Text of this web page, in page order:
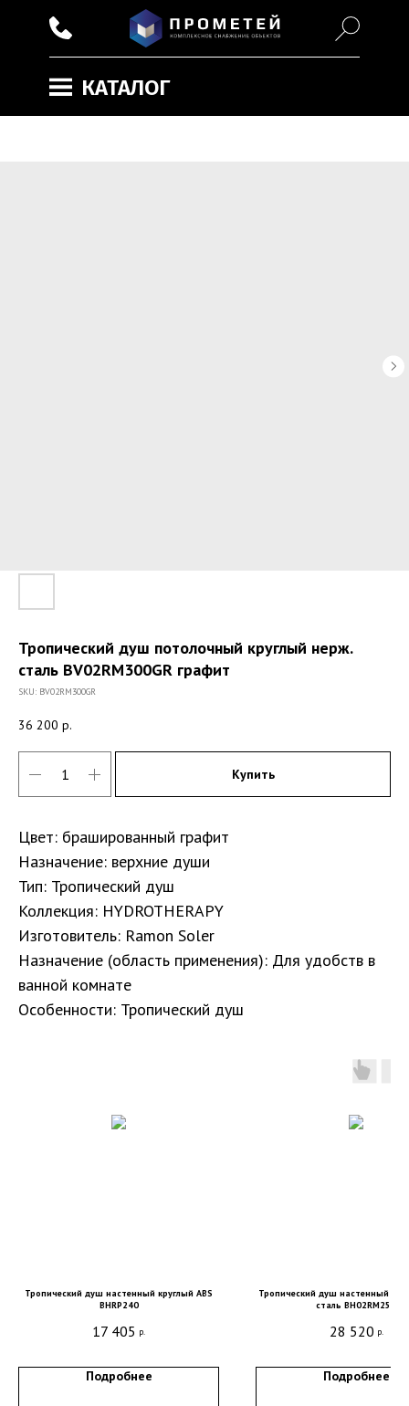
КАТАЛОГ
Тропический душ потолочный круглый нерж.
сталь BV02RM300GR графит
SKU: BV02RM300GR
36 200 р.
Купить
Цвет: брашированный графит
Назначение: верхние души
Тип: Тропический душ
Коллекция: HYDROTHERAPY
Изготовитель: Ramon Soler
Назначение (область применения): Для удобств в
ванной комнате
Особенности: Тропический душ
Тропический душ настенный круглый ABS
BHRP240
17 405 р.
Подробнее
Тропический душ настенный
сталь BH02RM250
28 520 р.
Подробнее
Мы ВКонтакте